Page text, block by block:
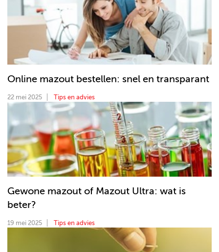
Online mazout bestellen: snel en transparant
22 mei 2025 Tips en advies
Gewone mazout of Mazout Ultra: wat is
beter?
19 mei 2025 Tips en advies